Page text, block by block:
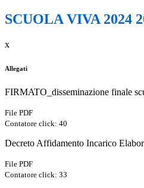
SCUOLA VIVA 2024
x
Allegati
FIRMATO_disseminazione finale
File PDF
Contatore click: 40
Decreto Affidamento Incarico
File PDF
Contatore click: 33